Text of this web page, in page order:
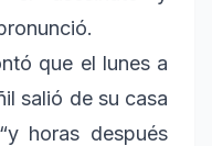
que el lunes a
salió de su casa
horas después